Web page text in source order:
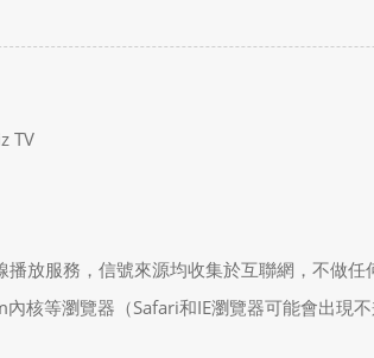
TV
播放服務，信號來源均收集於互聯網，不做
核等瀏覽器（Safari和IE瀏覽器可能會出現